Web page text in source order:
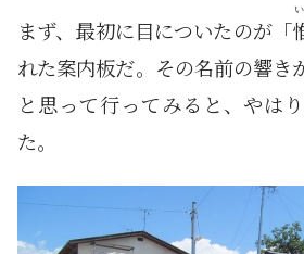
まず、最初に目についたのが「
れた案内板だ。その名前の響き
と思って行ってみると、やは
た。